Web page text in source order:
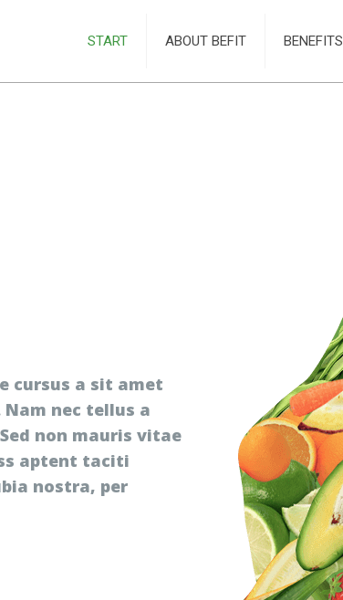
START ABOUT BEFIT BENEFITS
cursus a sit amet
nec tellus a
non mauris vitae
aptent taciti
nostra, per